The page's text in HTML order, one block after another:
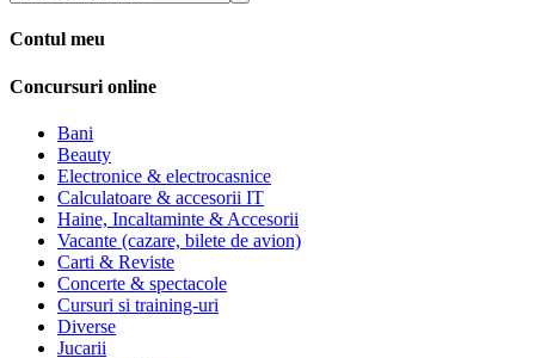
Contul meu
Concursuri online
Bani
Beauty
Electronice & electrocasnice
Calculatoare & accesorii IT
Haine, Incaltaminte & Accesorii
Vacante (cazare, bilete de avion)
Carti & Reviste
Concerte & spectacole
Cursuri si training-uri
Diverse
Jucarii